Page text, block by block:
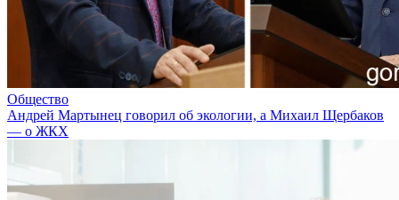
Общество
Андрей Мартынец говорил об экологии, а Михаил Щербаков
— о ЖКХ